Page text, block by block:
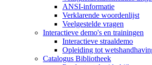
ANSI-informatie
Verklarende woordenlijst
Veelgestelde vragen
Interactieve demo's en trainingen
Interactieve straaldemo
Opleiding tot
Catalogus Bibliotheek